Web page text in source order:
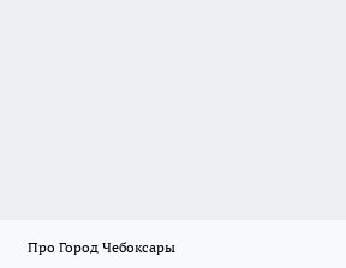
Про Город Чебоксары